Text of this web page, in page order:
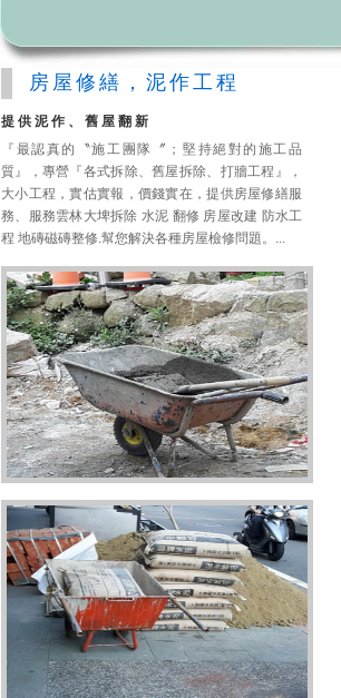
房屋修繕，泥作工程
提供泥作、舊屋翻新
『最認真的〝施工團隊〞；堅持絕對的施工品
質』，專營『各式拆除、舊屋拆除、打牆工程』，
大小工程，實估實報，價錢實在，提供房屋修繕服
務、服務雲林大埤拆除 水泥 翻修 房屋改建 防水工
程 地磚磁磚整修.幫您解決各種房屋檢修問題。...